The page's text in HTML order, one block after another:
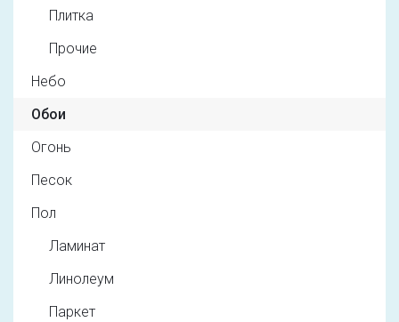
Плитка
Прочие
Небо
Обои
Огонь
Песок
Пол
Ламинат
Линолеум
Паркет